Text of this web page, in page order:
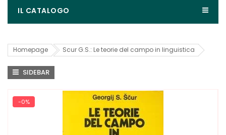
IL CATALOGO
Homepage Scur G.S.: Le teorie del campo in linguistica
SIDEBAR
-0%